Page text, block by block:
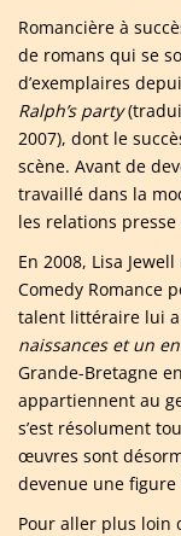
Romancière à
de romans qui se
d’exemplaires
Ralph’s party
2007), dont le
scène. Avant de
travaillé dans la
les relations presse
En 2008, Lisa
Comedy Romance
talent littéraire lui
naissances et un
Grande-Bretagne
appartiennent au
s’est résolument
œuvres sont
devenue une
Pour aller plus loin